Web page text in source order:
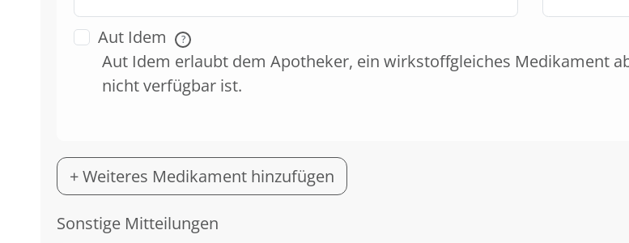
Aut Idem ?
Aut Idem erlaubt dem Apotheker, ein wirkstoffgleiches Medikament
nicht verfügbar ist.
+ Weiteres Medikament hinzufügen
Sonstige Mitteilungen